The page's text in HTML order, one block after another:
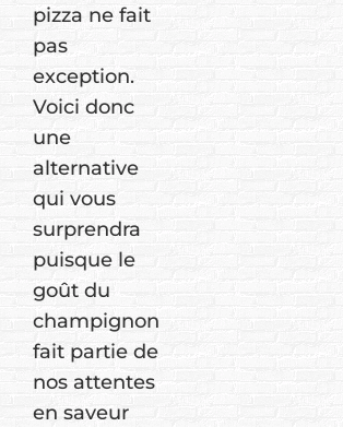
pizza ne fait
pas
exception.
Voici donc
une
alternative
qui vous
surprendra
puisque le
goût du
champignon
fait partie de
nos attentes
en saveur